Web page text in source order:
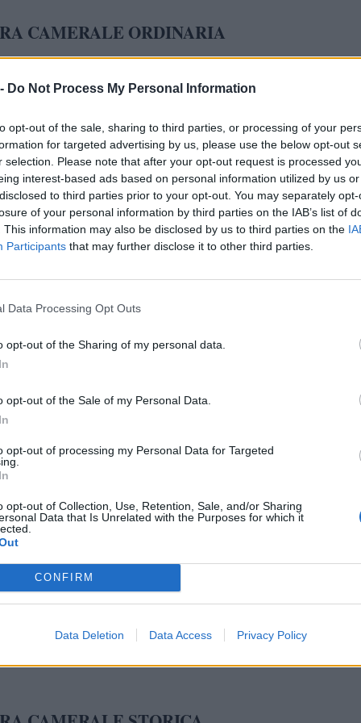
Do Not Process My Personal Information
opt-out of the sale, sharing to third parties, or processing of your
for targeted advertising by us, please use the below opt-out
selection. Please note that after your opt-out request is processed
interest-based ads based on personal information utilized by us
to third parties prior to your opt-out. You may separately
of your personal information by third parties on the IAB’s list of
This information may also be disclosed by us to third parties on the
Participants that may further disclose it to other third parties.
Data Processing Opt Outs
opt-out of the Sharing of my personal data.
opt-out of the Sale of my Personal Data.
opt-out of processing my Personal Data for Targeted
opt-out of Collection, Use, Retention, Sale, and/or Sharing
Data that Is Unrelated with the Purposes for which it
CONFIRM
Data Deletion Data Access Privacy Policy
CAMERALE ORDINARIA
denominazione stessa, riporta semplicemente
Imprese.
contiene figurano:
sociale;
fiscaleo lapartita Iva;
attestazioni ocertificazioni
e operativa
associate alla
di eventuali
procedure concorsualiin atto;
di posta certificata
economico e sociale;
dei soci
che l'impresa o l'azienda mira a svolgere;
univoco di iscrizioneal Registro delle Imprese;